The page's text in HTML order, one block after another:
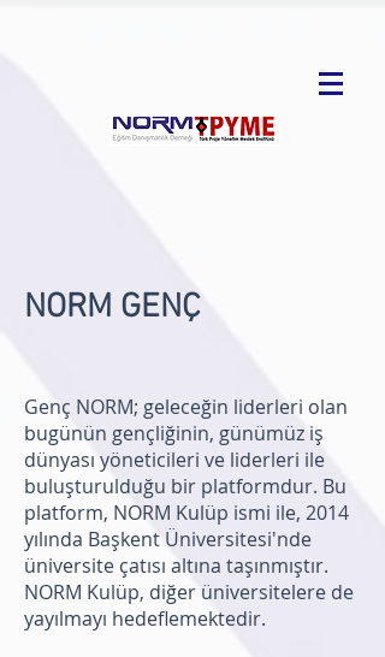
NORM GENÇ
Genç NORM; geleceğin liderleri olan
bugünün gençliğinin, günümüz iş
dünyası yöneticileri ve liderleri ile
buluşturulduğu bir platformdur. Bu
platform, NORM Kulüp ismi ile, 2014
yılında Başkent Üniversitesi'nde
üniversite çatısı altına taşınmıştır.
NORM Kulüp, diğer üniversitelere de
yayılmayı hedeflemektedir.